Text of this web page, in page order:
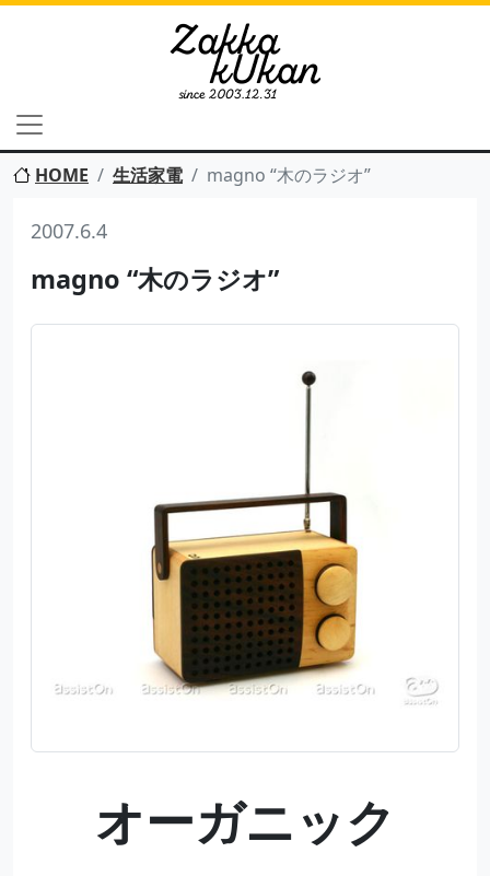
HOME 生活家電 magno “木のラジオ”
2007.6.4
magno “木のラジオ”
オーガニック